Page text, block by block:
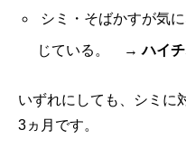
シミ・そばかすが気
じている。 →ハイ
いずれにしても、シミに
3ヵ月です。